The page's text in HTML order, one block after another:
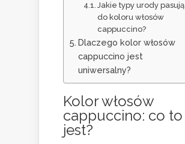
Jakie typy urody pasują
do koloru włosów
cappuccino?
Dlaczego kolor włosów
cappuccino jest
uniwersalny?
Kolor włosów
cappuccino: co to
jest?